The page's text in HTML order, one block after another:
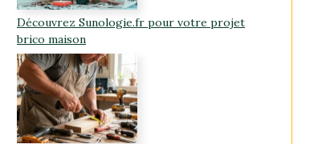
Découvrez Sunologie.fr pour votre projet
brico maison